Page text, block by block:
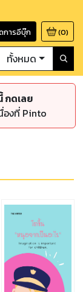
การอีบุ๊ก (0)
ทั้งหมด
กดเลย
องที่ Pinto